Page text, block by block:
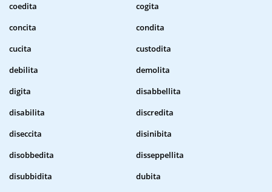
coedita
cogita
concita
condita
cucita
custodita
debilita
demolita
digita
disabbellita
disabilita
discredita
diseccita
disinibita
disobbedita
disseppellita
disubbidita
dubita